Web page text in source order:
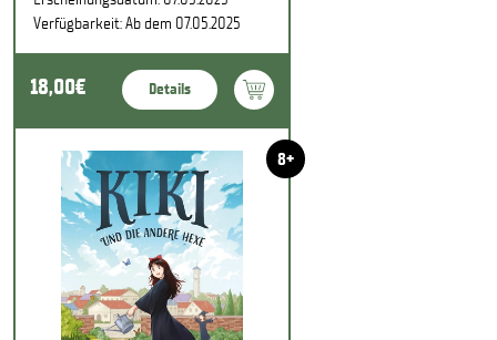
Verfügbarkeit: Ab dem 07.05.2025
18,00€ Details
8+